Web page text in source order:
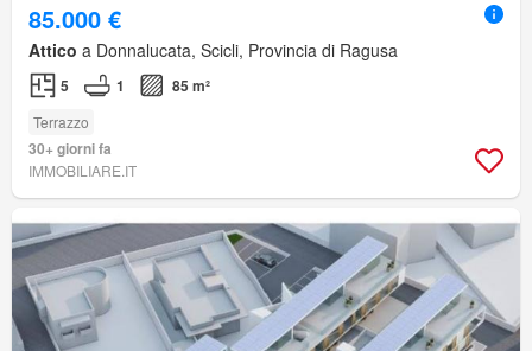
85.000 €
Attico a Donnalucata, Scicli, Provincia di Ragusa
5 1 85 m²
Terrazzo
30+ giorni fa
IMMOBILIARE.IT